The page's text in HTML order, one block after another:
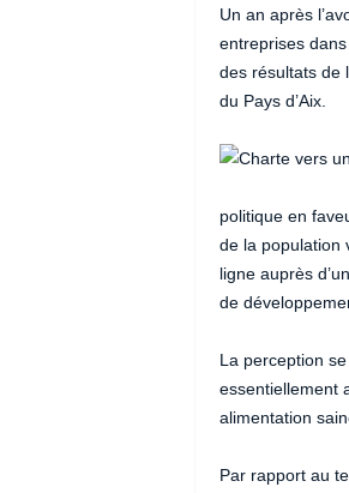
Un an après
entreprises
des résultats de
du Pays d’Aix.
politique en
de la population
ligne auprès
de
La perception
essentiellement
alimentation
Par rapport au